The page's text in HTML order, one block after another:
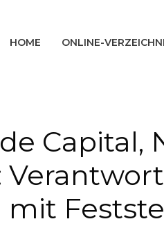
HOME ONLINE-
Capital,